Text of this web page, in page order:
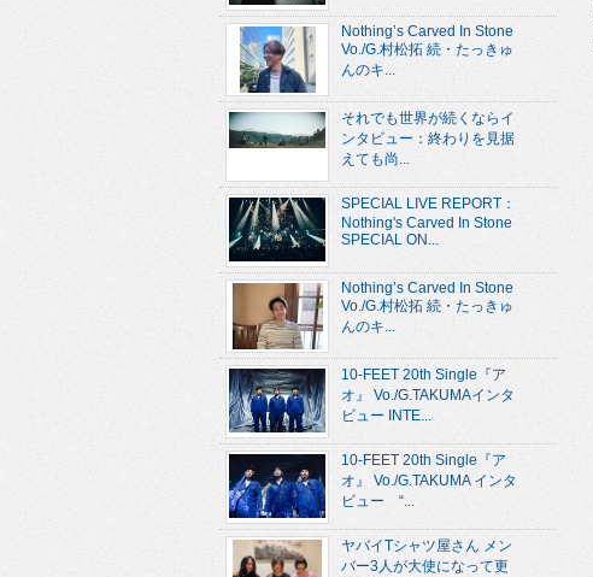
Nothing’s Carved In Stone
Vo./G.村松拓 続・たっきゅ
んのキ...
それでも世界が続くならイ
ンタビュー：終わりを見据
えても尚...
SPECIAL LIVE REPORT：
Nothing's Carved In Stone
SPECIAL ON...
Nothing’s Carved In Stone
Vo./G.村松拓 続・たっきゅ
んのキ...
10-FEET 20th Single『ア
オ』 Vo./G.TAKUMAインタ
ビュー INTE...
10-FEET 20th Single『ア
オ』 Vo./G.TAKUMA インタ
ビュー “...
ヤバイTシャツ屋さん メン
バー3人が大使になって更